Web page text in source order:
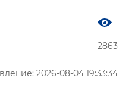
2863
2026-08-04 19:33:34